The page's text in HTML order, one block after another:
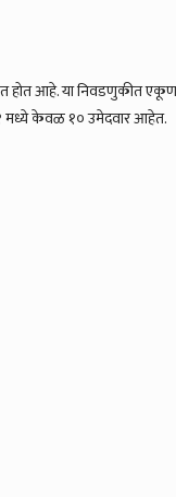
होत आहे. या निवडणुकीत
मध्ये केवळ १० उमेदवार आहेत.